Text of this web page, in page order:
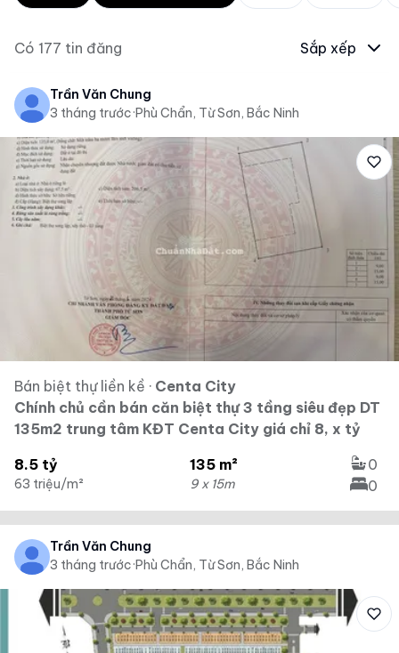
Có 177 tin đăng Sắp xếp
Trần Văn Chung
3 tháng trước·Phù Chẩn, Từ Sơn, Bắc Ninh
Bán biệt thự liền kề · Centa City
Chính chủ cần bán căn biệt thự 3 tầng siêu đẹp DT
135m2 trung tâm KĐT Centa City giá chỉ 8, x tỷ
8.5 tỷ
63 triệu/m²
135 m²
9 x 15m
0
0
Trần Văn Chung
3 tháng trước·Phù Chẩn, Từ Sơn, Bắc Ninh